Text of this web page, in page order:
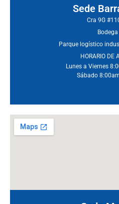
Sede
Cra 9G
Parque logístico
HORARIO DE
Lunes a Viernes
Sábado